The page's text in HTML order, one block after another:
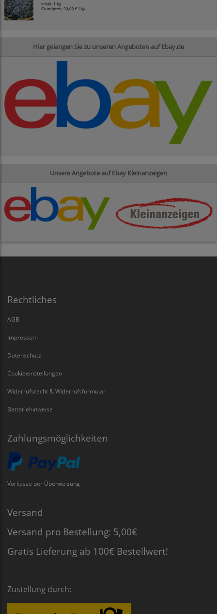
Inhalt: 1 Kg
Grundpreis: 20,00 € / Kg
Hier gelangen Sie zu unseren Angeboten auf Ebay.de
Unsere Angebote auf Ebay Kleinanzeigen
Rechtliches
AGB
Impressum
Datenschutz
Cookieeinstellungen
Widerrufsrecht & Widerrufsformular
Batteriehinweise
Zahlungsmöglichkeiten
Vorkasse per Überweisung
Versand
Versand pro Bestellung: 5,00€
Gratis Lieferung ab 100€ Bestellwert!
Zustellung durch: